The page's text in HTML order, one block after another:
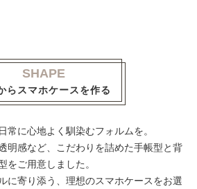
SHAPE
らスマホケースを作る
常に心地よく馴染むフォルムを。
明感など、こだわりを詰めた手帳型と背
をご用意しました。
に寄り添う、理想のスマホケースをお選